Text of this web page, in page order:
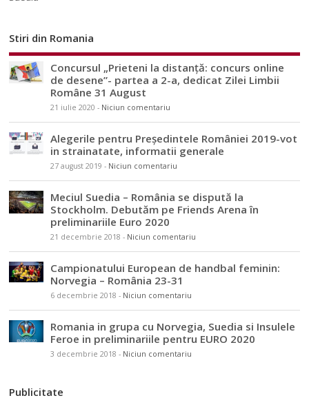
Stiri din Romania
Concursul „Prieteni la distanță: concurs online
de desene”- partea a 2-a, dedicat Zilei Limbii
Române 31 August
21 iulie 2020 - Niciun comentariu
Alegerile pentru Președintele României 2019-vot
in strainatate, informatii generale
27 august 2019 - Niciun comentariu
Meciul Suedia – România se dispută la
Stockholm. Debutăm pe Friends Arena în
preliminariile Euro 2020
21 decembrie 2018 - Niciun comentariu
Campionatului European de handbal feminin:
Norvegia – România 23-31
6 decembrie 2018 - Niciun comentariu
Romania in grupa cu Norvegia, Suedia si Insulele
Feroe in preliminariile pentru EURO 2020
3 decembrie 2018 - Niciun comentariu
Publicitate